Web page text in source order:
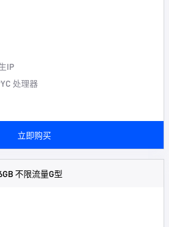
IP
处理器
立即购买
不限流量G型